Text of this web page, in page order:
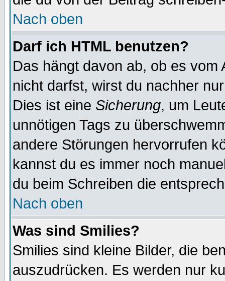
Nach oben
Darf ich HTML benutzen?
Das hängt davon ab, ob es
nicht darfst, wirst du nachher
Dies ist eine Sicherung, um
unnötigen Tags zu
andere Störungen hervorrufen
kannst du es immer noch
du beim Schreiben die
Nach oben
Was sind Smilies?
Smilies sind kleine Bilder, die
auszudrücken. Es werden nur